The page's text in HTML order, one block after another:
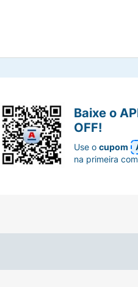
Baixe o
OFF!
Use ocupom
na primeira